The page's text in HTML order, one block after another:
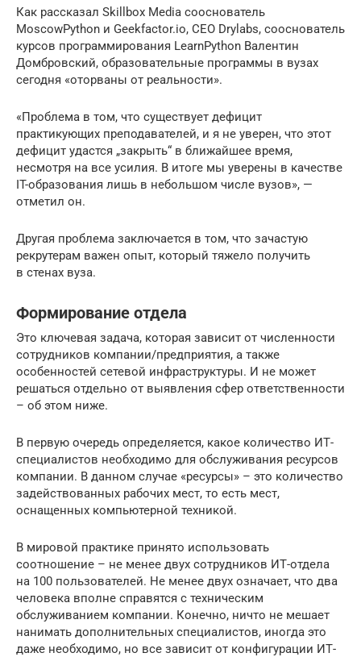
Как рассказал Skillbox Media сооснователь
MoscowPython и Geekfactor.io, CEO Drylabs, сооснователь
курсов программирования LearnPython Валентин
Домбровский, образовательные программы в вузах
сегодня «оторваны от реальности».
«Проблема в том, что существует дефицит
практикующих преподавателей, и я не уверен, что этот
дефицит удастся „закрыть“ в ближайшее время,
несмотря на все усилия. В итоге мы уверены в качестве
IT-образования лишь в небольшом числе вузов», —
отметил он.
Другая проблема заключается в том, что зачастую
рекрутерам важен опыт, который тяжело получить
в стенах вуза.
Формирование отдела
Это ключевая задача, которая зависит от численности
сотрудников компании/предприятия, а также
особенностей сетевой инфраструктуры. И не может
решаться отдельно от выявления сфер ответственности
– об этом ниже.
В первую очередь определяется, какое количество ИТ-
специалистов необходимо для обслуживания ресурсов
компании. В данном случае «ресурсы» – это количество
задействованных рабочих мест, то есть мест,
оснащенных компьютерной техникой.
В мировой практике принято использовать
соотношение – не менее двух сотрудников ИТ-отдела
на 100 пользователей. Не менее двух означает, что два
человека вполне справятся с техническим
обслуживанием компании. Конечно, ничто не мешает
нанимать дополнительных специалистов, иногда это
даже необходимо, но все зависит от конфигурации ИТ-